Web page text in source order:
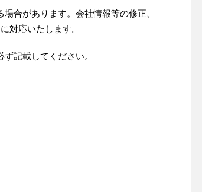
合があります。会社情報等の修正、
対応いたします。
記載してください。